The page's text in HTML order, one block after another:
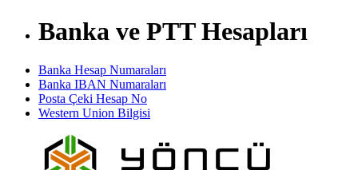
Banka ve PTT Hesapları
Banka Hesap Numaraları
Banka IBAN Numaraları
Posta Çeki Hesap No
Western Union Bilgisi